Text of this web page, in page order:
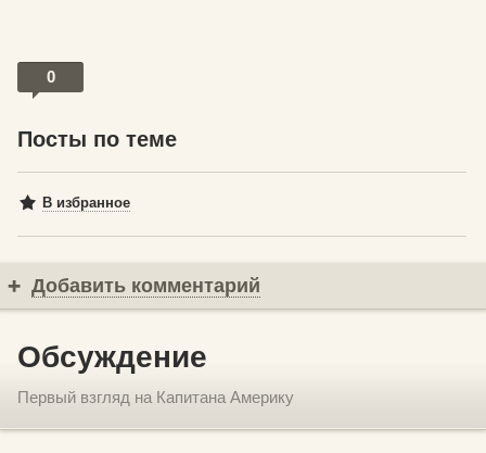
0
Посты по теме
В избранное
Добавить комментарий
Обсуждение
Первый взгляд на Капитана Америку